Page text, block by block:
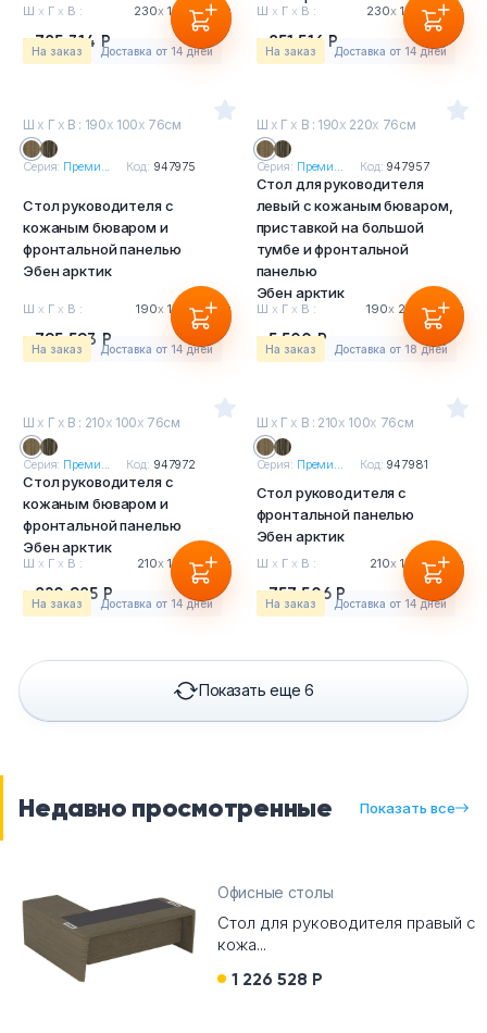
Ш х Г х В : 230х100 х76см
785 314 Р
На заказ Доставка от 14 дней
Ш х Г х В : 230х 100 х76см
851 516 Р
На заказ Доставка от 14 дней
Ш х Г х В : 190х 100х 76см
Серия: Преми... Код: 947975
Стол руководителя с
кожаным бюваром и
фронтальной панелью
Эбен арктик
Ш х Г х В : 190х100 х76см
795 593 Р
На заказ Доставка от 14 дней
Ш х Г х В : 190х 220х 76см
Серия: Преми... Код: 947957
Стол для руководителя
левый с кожаным бюваром,
приставкой на большой
тумбе и фронтальной
панелью
Эбен арктик
Ш х Г х В : 190х 220 х76см
5 500 Р
На заказ Доставка от 18 дней
Ш х Г х В : 210х 100х 76см
Серия: Преми... Код: 947972
Стол руководителя с
кожаным бюваром и
фронтальной панелью
Эбен арктик
Ш х Г х В : 210х100 х76см
820 985 Р
На заказ Доставка от 14 дней
Ш х Г х В : 210х 100х 76см
Серия: Преми... Код: 947981
Стол руководителя с
фронтальной панелью
Эбен арктик
Ш х Г х В : 210х 100 х76см
757 506 Р
На заказ Доставка от 14 дней
Показать еще 6
Недавно просмотренные Показать все
Офисные столы
Стол для руководителя правый с
кожа...
1 226 528 Р